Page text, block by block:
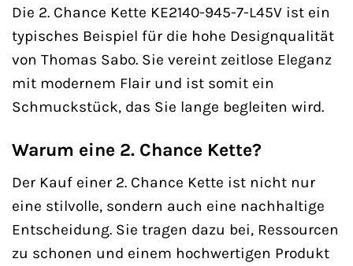
Die 2. Chance Kette KE2140-945-7-L45V ist ein
typisches Beispiel für die hohe Designqualität
von Thomas Sabo. Sie vereint zeitlose Eleganz
mit modernem Flair und ist somit ein
Schmuckstück, das Sie lange begleiten wird.
Warum eine 2. Chance Kette?
Der Kauf einer 2. Chance Kette ist nicht nur
eine stilvolle, sondern auch eine nachhaltige
Entscheidung. Sie tragen dazu bei, Ressourcen
zu schonen und einem hochwertigen Produkt